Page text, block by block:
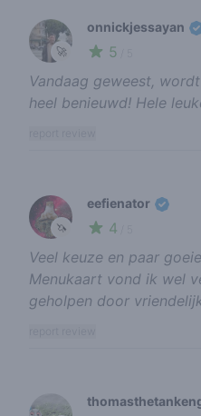
🚀
onnickjessayan
5
Vandaag geweest,
heel benieuwd! Hele
🦄
eefienator
4
Veel keuze en paar
Menukaart vond ik wel
geholpen door